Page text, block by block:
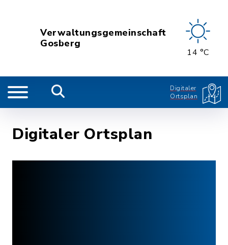
Verwaltungsgemeinschaft
Gosberg
14 °C
Digitaler
Ortsplan
Digitaler Ortsplan